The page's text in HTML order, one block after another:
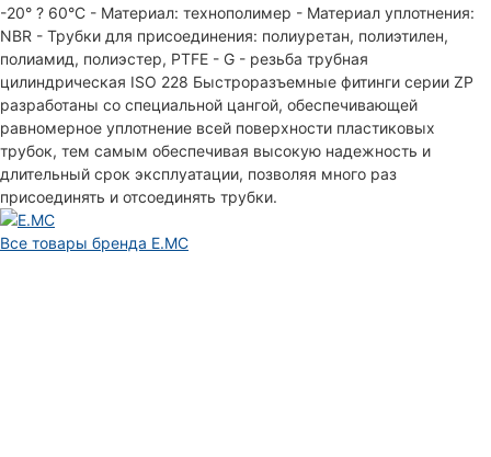
-20° ? 60°С - Материал: технополимер - Материал уплотнения:
NBR - Трубки для присоединения: полиуретан, полиэтилен,
полиамид, полиэстер, PTFE - G - резьба трубная
цилиндрическая ISO 228 Быстроразъемные фитинги серии ZP
разработаны со специальной цангой, обеспечивающей
равномерное уплотнение всей поверхности пластиковых
трубок, тем самым обеспечивая высокую надежность и
длительный срок эксплуатации, позволяя много раз
присоединять и отсоединять трубки.
Все товары бренда E.MC